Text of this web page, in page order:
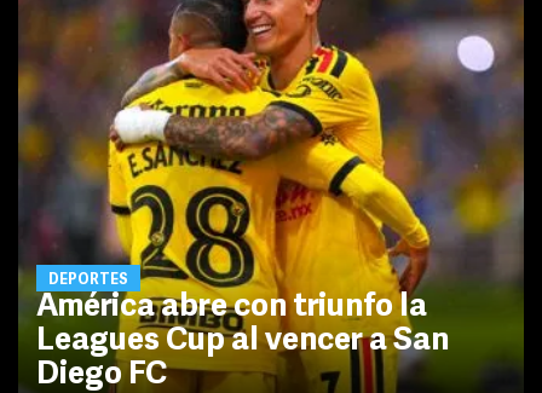
DEPORTES
América abre con triunfo la
Leagues Cup al vencer a San
Diego FC